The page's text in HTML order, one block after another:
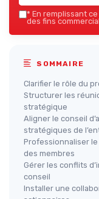
* En remplissant
des fins
SOMMAIRE
Clarifier le rôle du
Structurer les
stratégique
Aligner le conseil
stratégiques de
Professionnaliser
des membres
Gérer les conflits
conseil
Installer une